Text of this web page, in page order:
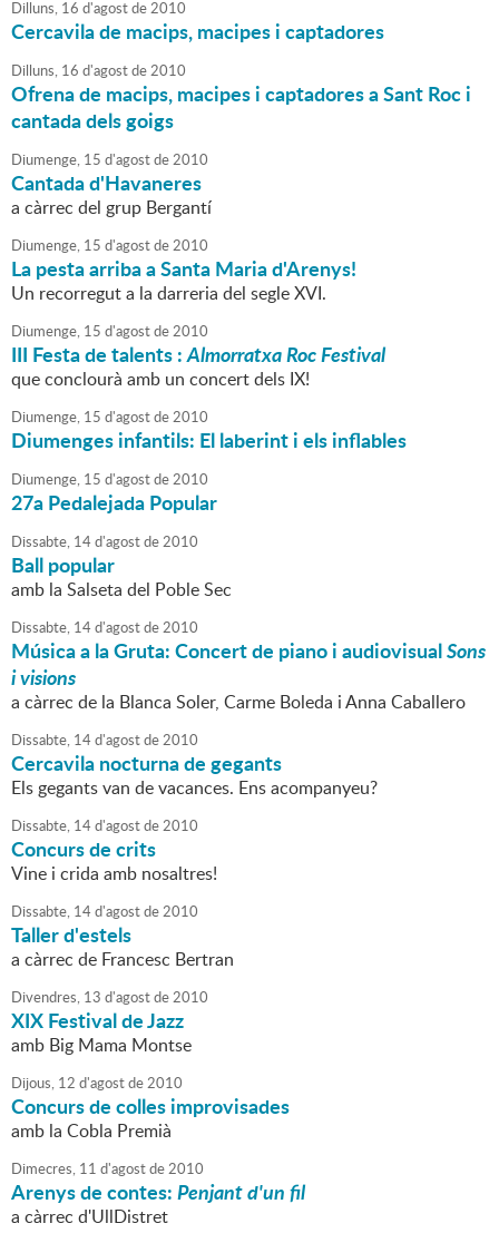
Dilluns, 16 d'agostde2010
Cercavila de macips, macipes i captadores
Dilluns, 16 d'agostde2010
Ofrena de macips, macipes i captadores a Sant Roc i
cantada dels goigs
Diumenge, 15 d'agostde2010
Cantada d'Havaneres
a càrrec del grup Bergantí
Diumenge, 15 d'agostde2010
La pesta arriba a Santa Maria d'Arenys!
Un recorregut a la darreria del segle XVI.
Diumenge, 15 d'agostde2010
III Festa de talents :Almorratxa Roc Festival
que conclourà amb un concert dels IX!
Diumenge, 15 d'agostde2010
Diumenges infantils: El laberint i els inflables
Diumenge, 15 d'agostde2010
27a Pedalejada Popular
Dissabte, 14d'agostde2010
Ball popular
amb la Salseta del Poble Sec
Dissabte, 14d'agostde2010
Música a la Gruta: Concert de piano i audiovisualSons
i visions
a càrrec de la Blanca Soler, Carme Boleda i Anna Caballero
Dissabte, 14d'agostde2010
Cercavila nocturna de gegants
Els gegants van de vacances. Ens acompanyeu?
Dissabte, 14d'agostde2010
Concurs de crits
Vine i crida amb nosaltres!
Dissabte, 14d'agostde2010
Taller d'estels
a càrrec de Francesc Bertran
Divendres, 13 d'agostde2010
XIX Festival de Jazz
amb Big Mama Montse
Dijous, 12 d'agostde2010
Concurs de colles improvisades
amb la Cobla Premià
Dimecres, 11 d'agostde2010
Arenys de contes:Penjant d'un fil
a càrrec d'UllDistret